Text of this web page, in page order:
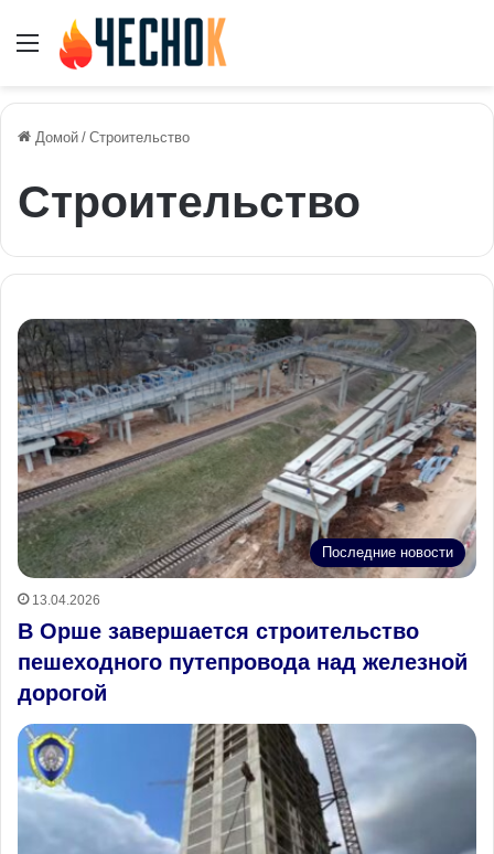
Меню
Домой / Строительство
Строительство
Последние новости
13.04.2026
В Орше завершается строительство
пешеходного путепровода над железной
дорогой